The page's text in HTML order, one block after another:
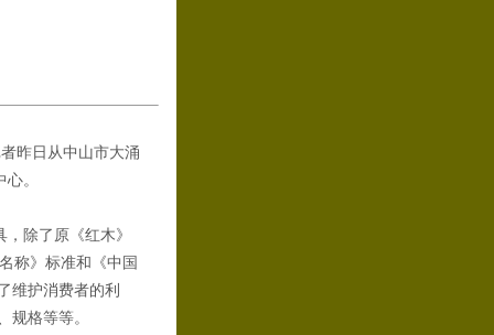
昨日从中山市大涌
。
除了原《红木》
称》标准和《中国
维护消费者的利
格等等。